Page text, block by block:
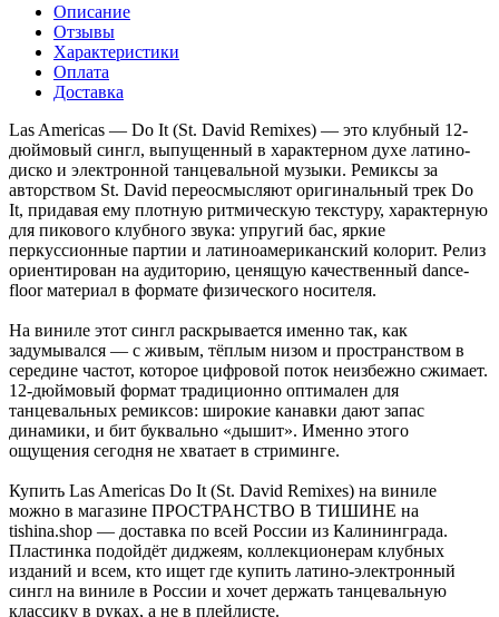
Описание
Отзывы
Характеристики
Оплата
Доставка
Las Americas — Do It (St. David Remixes) — это клубный 12-
дюймовый сингл, выпущенный в характерном духе латино-
диско и электронной танцевальной музыки. Ремиксы за
авторством St. David переосмысляют оригинальный трек Do
It, придавая ему плотную ритмическую текстуру, характерную
для пикового клубного звука: упругий бас, яркие
перкуссионные партии и латиноамериканский колорит. Релиз
ориентирован на аудиторию, ценящую качественный dance-
floor материал в формате физического носителя.
На виниле этот сингл раскрывается именно так, как
задумывался — с живым, тёплым низом и пространством в
середине частот, которое цифровой поток неизбежно сжимает.
12-дюймовый формат традиционно оптимален для
танцевальных ремиксов: широкие канавки дают запас
динамики, и бит буквально «дышит». Именно этого
ощущения сегодня не хватает в стриминге.
Купить Las Americas Do It (St. David Remixes) на виниле
можно в магазине ПРОСТРАНСТВО В ТИШИНЕ на
tishina.shop — доставка по всей России из Калининграда.
Пластинка подойдёт диджеям, коллекционерам клубных
изданий и всем, кто ищет где купить латино-электронный
сингл на виниле в России и хочет держать танцевальную
классику в руках, а не в плейлисте.